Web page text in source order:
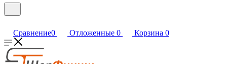
Сравнение0 Отложенные 0 Корзина 0